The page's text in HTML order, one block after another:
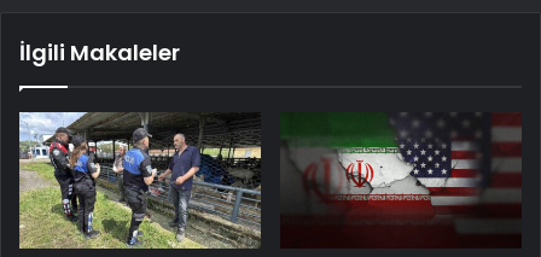
İlgili Makaleler